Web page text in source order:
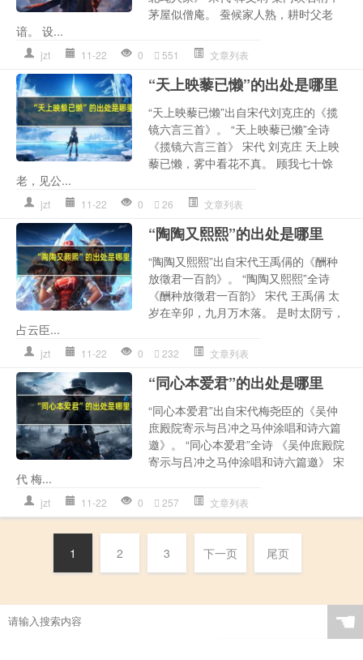
茅屋似僧庵。 蚕候家人熟，耕时父老
谙。 设...
jzt 11-22 0 551 文章列表
“天上映藜已懒”的出处是哪里
“天上映藜已懒”出自宋代刘克庄的《揽
镜六言三首》。 “天上映藜已懒”全诗
《揽镜六言三首》 宋代 刘克庄 天上映
藜已懒，雾中看花不真。 顾我七十馀
老，见公...
jzt 11-22 0 26 文章列表
“陶陶又熙熙”的出处是哪里
“陶陶又熙熙”出自宋代王禹偁的《酬种
放徵君一百韵》。 “陶陶又熙熙”全诗
《酬种放徵君一百韵》 宋代 王禹偁 太
岁在辛卯，九月万木落。 是时太阴亏，
占云臣...
jzt 11-22 0 232 文章列表
“同心本爱君”的出处是哪里
“同心本爱君”出自宋代梅尧臣的《吴仲
庶殿院寄示与吕冲之马仲涂唱和诗六篇
邀》。 “同心本爱君”全诗 《吴仲庶殿院
寄示与吕冲之马仲涂唱和诗六篇邀》 宋
代 梅...
jzt 11-22 0 257 文章列表
1 2 3 下一页 尾页
☚